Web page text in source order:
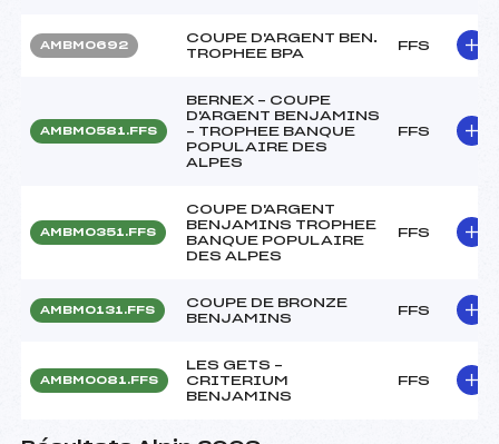
AMBM0692
COUPE D'ARGENT BEN.
TROPHEE BPA
FFS
AMBM0581.FFS
BERNEX – COUPE
D'ARGENT BENJAMINS
– TROPHEE BANQUE
POPULAIRE DES
ALPES
FFS
AMBM0351.FFS
COUPE D'ARGENT
BENJAMINS TROPHEE
BANQUE POPULAIRE
DES ALPES
FFS
AMBM0131.FFS
COUPE DE BRONZE
BENJAMINS
FFS
AMBM0081.FFS
LES GETS –
CRITERIUM
BENJAMINS
FFS